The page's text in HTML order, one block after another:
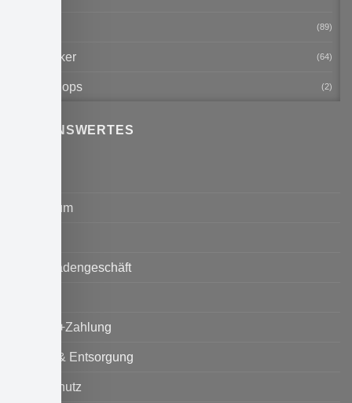
(89)
Verstärker (64)
Workshops (2)
WISSENSWERTES
Impressum
Unser Ladengeschäft
Versand+Zahlung
Umwelt & Entsorgung
Datenschutz